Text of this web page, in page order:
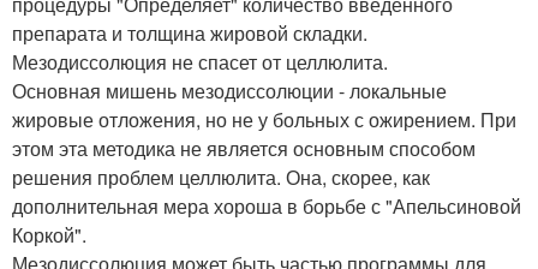
препарата и толщина жировой складки.
Мезодиссолюция не спасет от целлюлита.
Основная мишень мезодиссолюции - локальные
жировые отложения, но не у больных с ожирением. При
этом эта методика не является основным способом
решения проблем целлюлита. Она, скорее, как
дополнительная мера хороша в борьбе с "Апельсиновой
Коркой".
Мезодиссолюция может быть частью программы для